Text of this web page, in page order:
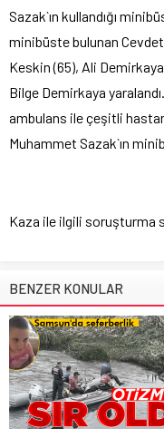
Sazak`ın kullandığı
minibüste bulunan
Keskin (65), Ali
Bilge Demirkaya
ambulans ile çeşitli
Muhammet Sazak`ın
Kaza ile ilgili soruşturma
BENZER KONULAR